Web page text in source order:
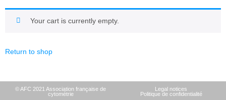
Your cart is currently empty.
Return to shop
© AFC 2021 Association française de
cytométrie
Legal notices
Politique de confidentialité